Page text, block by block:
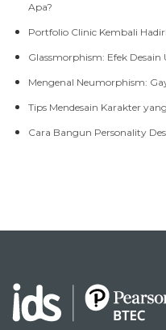
Apa?
Portfolio Clinic Kembali
Glassmorphism: Efek Desain
Mengenal Neumorphism:
Tips Mendesain Karakter
Cara Bangun Personality